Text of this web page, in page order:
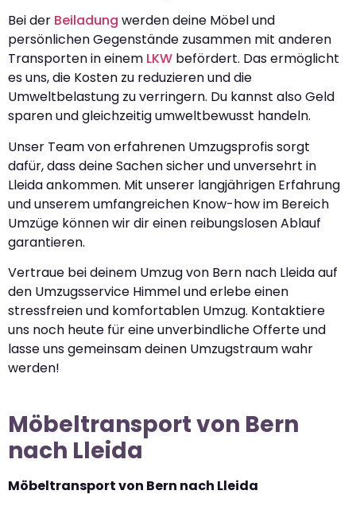
Bei der Beiladung werden deine Möbel und
persönlichen Gegenstände zusammen mit anderen
Transporten in einem LKW befördert. Das ermöglicht
es uns, die Kosten zu reduzieren und die
Umweltbelastung zu verringern. Du kannst also Geld
sparen und gleichzeitig umweltbewusst handeln.
Unser Team von erfahrenen Umzugsprofis sorgt
dafür, dass deine Sachen sicher und unversehrt in
Lleida ankommen. Mit unserer langjährigen Erfahrung
und unserem umfangreichen Know-how im Bereich
Umzüge können wir dir einen reibungslosen Ablauf
garantieren.
Vertraue bei deinem Umzug von Bern nach Lleida auf
den Umzugsservice Himmel und erlebe einen
stressfreien und komfortablen Umzug. Kontaktiere
uns noch heute für eine unverbindliche Offerte und
lasse uns gemeinsam deinen Umzugstraum wahr
werden!
Möbeltransport von Bern
nach Lleida
Möbeltransport von Bern nach Lleida